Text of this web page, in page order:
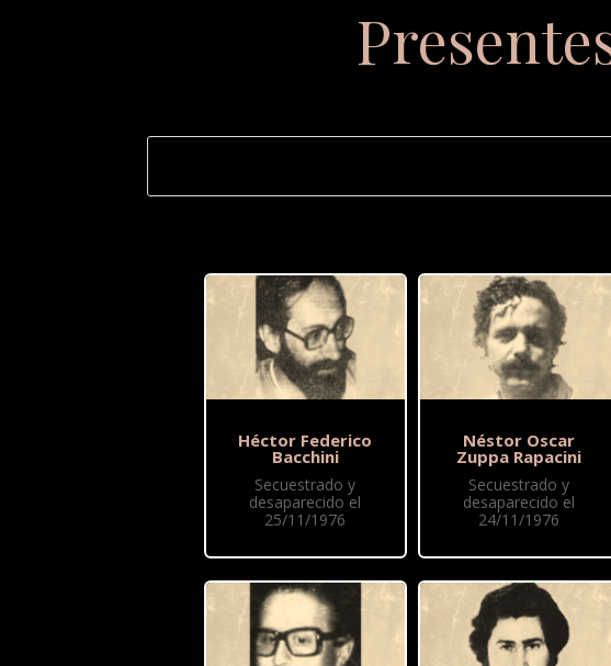
Héctor Federico
Bacchini
Secuestrado y
desaparecido el
25/11/1976
Néstor Oscar
Zuppa Rapacini
Secuestrado y
desaparecido el
24/11/1976